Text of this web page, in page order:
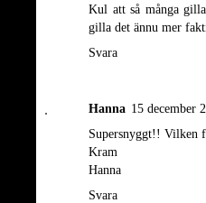
Kul att så många
gilla det ännu mer
Svara
Hanna 15 december
Supersnyggt!! Vilken
Kram
Hanna
Svara